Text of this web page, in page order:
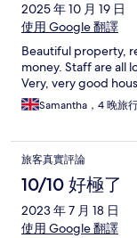
2025 年 10 月 19 日
使用 Google 翻譯
Beautiful property,
money. Staff are all
Very, very good
Samantha，4 晚旅
旅客真實評論
10/10 好極了
2023 年 7 月 18 日
使用 Google 翻譯